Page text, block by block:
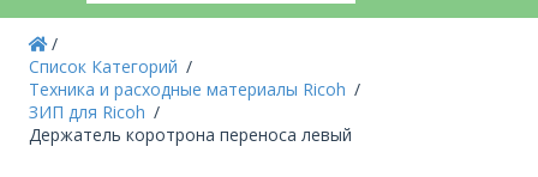
Список Категорий
Техника и расходные материалы Ricoh
ЗИП для Ricoh
Держатель коротрона переноса левый